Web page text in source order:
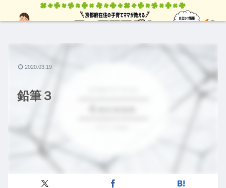
鉛筆３
2020.03.19